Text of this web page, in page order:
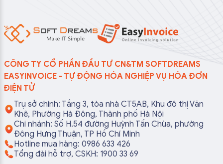
CÔNG TY CỔ PHẦN ĐẦU TƯ CN&TM SOFTDREAMS
EASYINVOICE - TỰ ĐỘNG HÓA NGHIỆP VỤ HÓA ĐƠN
ĐIỆN TỬ
Trụ sở chính: Tầng 3, tòa nhà CT5AB, Khu đô thị Văn
Khê, Phường Hà Đông, Thành phố Hà Nội
Chi nhánh: Số H.54 đường Huỳnh Tấn Chùa, phường
Đông Hưng Thuận, TP Hồ Chí Minh
Hotline mua hàng: 0986 633 426
Tổng đài hỗ trợ, CSKH: 1900 33 69